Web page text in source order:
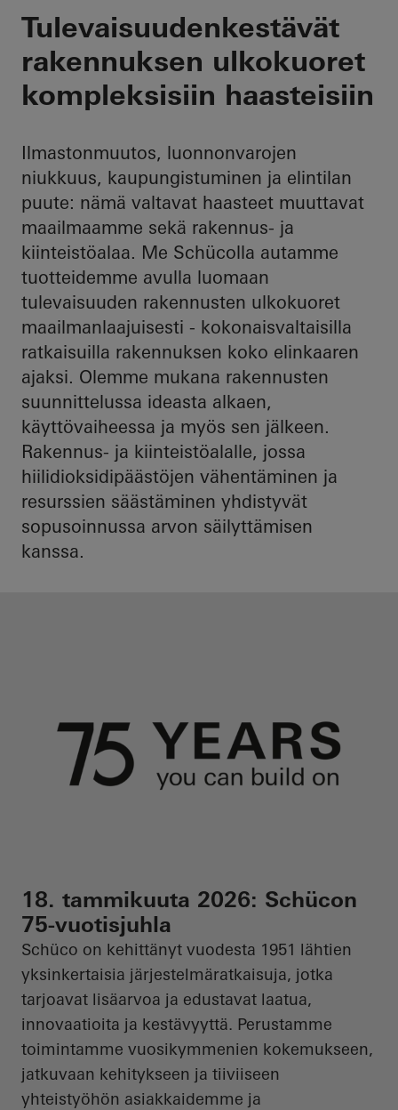
Sinun kumppanisi
Tulevaisuudenkestävät
rakennuksen ulkokuoret
kompleksisiin haasteisiin
Ilmastonmuutos, luonnonvarojen
niukkuus, kaupungistuminen ja elintilan
puute: nämä valtavat haasteet muuttavat
maailmaamme sekä rakennus- ja
kiinteistöalaa. Me Schücolla autamme
tuotteidemme avulla luomaan
tulevaisuuden rakennusten ulkokuoret
maailmanlaajuisesti - kokonaisvaltaisilla
ratkaisuilla rakennuksen koko elinkaaren
ajaksi. Olemme mukana rakennusten
suunnittelussa ideasta alkaen,
käyttövaiheessa ja myös sen jälkeen.
Rakennus- ja kiinteistöalalle, jossa
hiilidioksidipäästöjen vähentäminen ja
resurssien säästäminen yhdistyvät
sopusoinnussa arvon säilyttämisen
kanssa.
18. tammikuuta 2026: Schücon
75-vuotisjuhla
Schüco on kehittänyt vuodesta 1951 lähtien
yksinkertaisia järjestelmäratkaisuja, jotka
tarjoavat lisäarvoa ja edustavat laatua,
innovaatioita ja kestävyyttä. Perustamme
toimintamme vuosikymmenien kokemukseen,
jatkuvaan kehitykseen ja tiiviiseen
yhteistyöhön asiakkaidemme ja